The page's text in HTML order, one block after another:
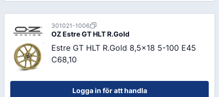
301021-1006
OZ Estre GT HLT R.Gold
Estre GT HLT R.Gold 8,5x18 5-100 E45
C68,10
Logga in för att handla